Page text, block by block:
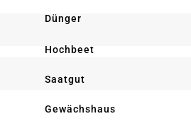
Dünger
Hochbeet
Saatgut
Gewächshaus